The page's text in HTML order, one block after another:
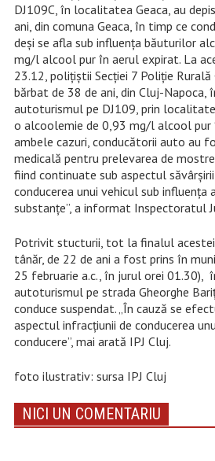
DJ109C, în localitatea Geaca, au
ani, din comuna Geaca, în timp ce
deși se afla sub influența băuturilor
mg/l alcool pur în aerul expirat. La
23.12, polițiștii Secției 7 Poliție
bărbat de 38 de ani, din Cluj-Napoca,
autoturismul pe DJ109, prin
o alcoolemie de 0,93 mg/l alcool pur
ambele cazuri, conducătorii auto au
medicală pentru prelevarea de
fiind continuate sub aspectul
conducerea unui vehicul sub
substanțe”, a informat Inspectoratul
Potrivit stucturii, tot la finalul
tânăr, de 22 de ani a fost prins în
25 februarie a.c., în jurul orei 01.30),
autoturismul pe strada Gheorghe
conduce suspendat. „În cauză se
aspectul infracțiunii de conducerea
conducere”, mai arată IPJ Cluj.
foto ilustrativ: sursa IPJ Cluj
NICI UN COMENTARIU